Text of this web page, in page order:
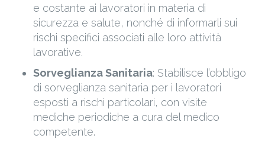
e costante ai lavoratori in materia di
sicurezza e salute, nonché di informarli sui
rischi specifici associati alle loro attività
lavorative.
Sorveglianza Sanitaria: Stabilisce l’obbligo
di sorveglianza sanitaria per i lavoratori
esposti a rischi particolari, con visite
mediche periodiche a cura del medico
competente.